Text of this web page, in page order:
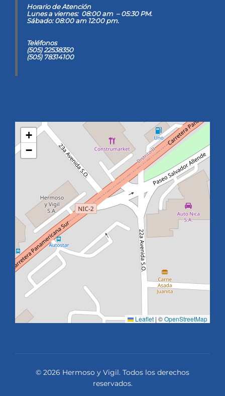
Horario de Atención
Lunes a viernes: 08:00 am – 05:30 PM.
Sábado: 08:00 am 12:00 pm.
Teléfonos
(505) 22538350
(505) 78314100
+
−
Leaflet | ©OpenStreetMap
© 2026 Hermoso y Vigil. Todos los derechos
reservados.